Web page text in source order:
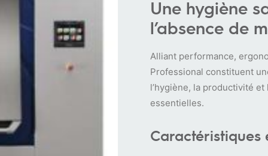
Une hygiène
l’absence de
Alliant performance,
Professional constituent
l’hygiène, la productivité
essentielles.
Caractéristiques